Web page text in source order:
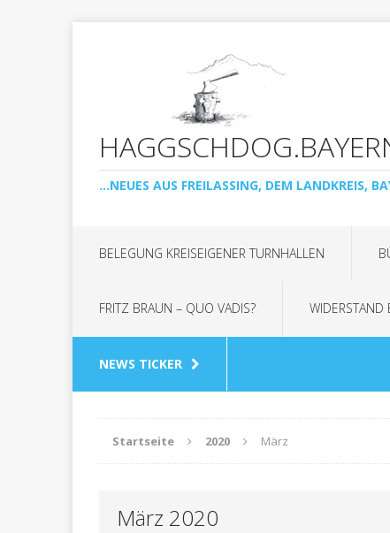
...NEUES AUS FREILASSING, DEM LANDKREIS,
BELEGUNG KREISEIGENER TURNHALLEN
FRITZ BRAUN – QUO VADIS? WIDERSTAND
NEWS TICKER
Startseite 2020 März
März 2020